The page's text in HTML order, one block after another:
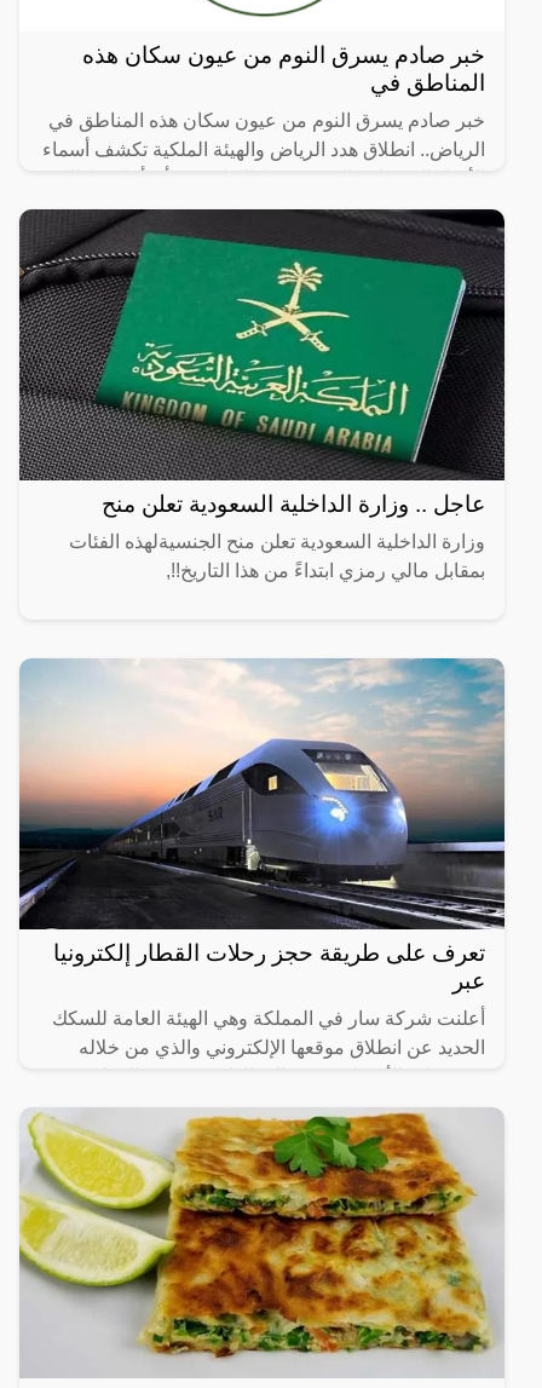
خبر صادم يسرق النوم من عيون سكان هذه
المناطق في
خبر صادم يسرق النوم من عيون سكان هذه المناطق في
الرياض.. انطلاق هدد الرياض والهيئة الملكية تكشف أسماء
عاجل .. وزارة الداخلية السعودية تعلن منح
وزارة الداخلية السعودية تعلن منح الجنسيةلهذه الفئات
بمقابل مالي رمزي ابتداءً من هذا التاريخ!!,
تعرف على طريقة حجز رحلات القطار إلكترونيا
عبر
أعلنت شركة سار في المملكة وهي الهيئة العامة للسكك
الحديد عن انطلاق موقعها الإلكتروني والذي من خلاله
المختلفة لها،